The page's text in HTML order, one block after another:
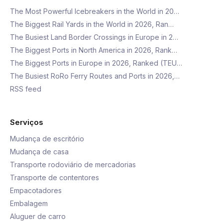
The Most Powerful Icebreakers in the World in 20…
The Biggest Rail Yards in the World in 2026, Ran…
The Busiest Land Border Crossings in Europe in 2…
The Biggest Ports in North America in 2026, Rank…
The Biggest Ports in Europe in 2026, Ranked (TEU…
The Busiest RoRo Ferry Routes and Ports in 2026,…
RSS feed
Serviços
Mudança de escritório
Mudança de casa
Transporte rodoviário de mercadorias
Transporte de contentores
Empacotadores
Embalagem
Aluguer de carro